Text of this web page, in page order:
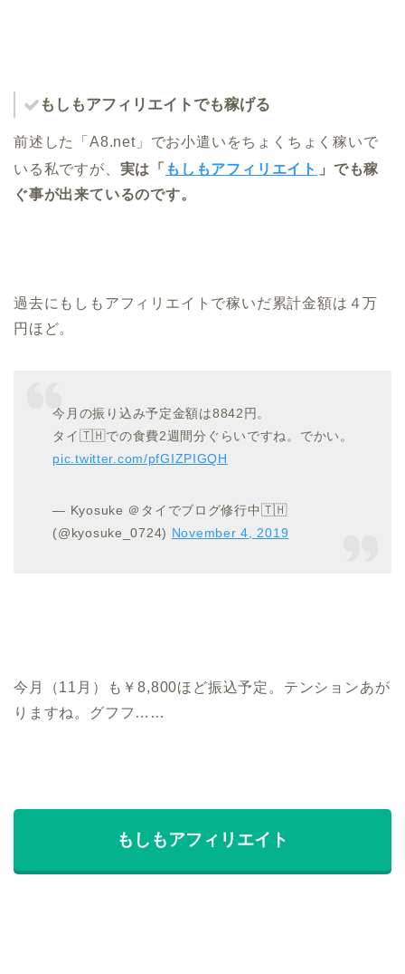
もしもアフィリエイトでも稼げる
前述した「A8.net」でお小遣いをちょくちょく稼いで
いる私ですが、 実は「 もしもアフィリエイト
」でも稼
ぐ事が出来ているのです。
過去にもしもアフィリエイトで稼いだ累計金額は４万
円ほど。
今月の振り込み予定金額は8842円。
タイ🇹🇭での食費2週間分ぐらいですね。でかい。
pic.twitter.com/pfGIZPIGQH
— Kyosuke ＠タイでブログ修行中🇹🇭
(@kyosuke_0724) November 4, 2019
今月（11月）も￥8,800ほど振込予定。テンションあが
りますね。グフフ……
もしもアフィリエイト